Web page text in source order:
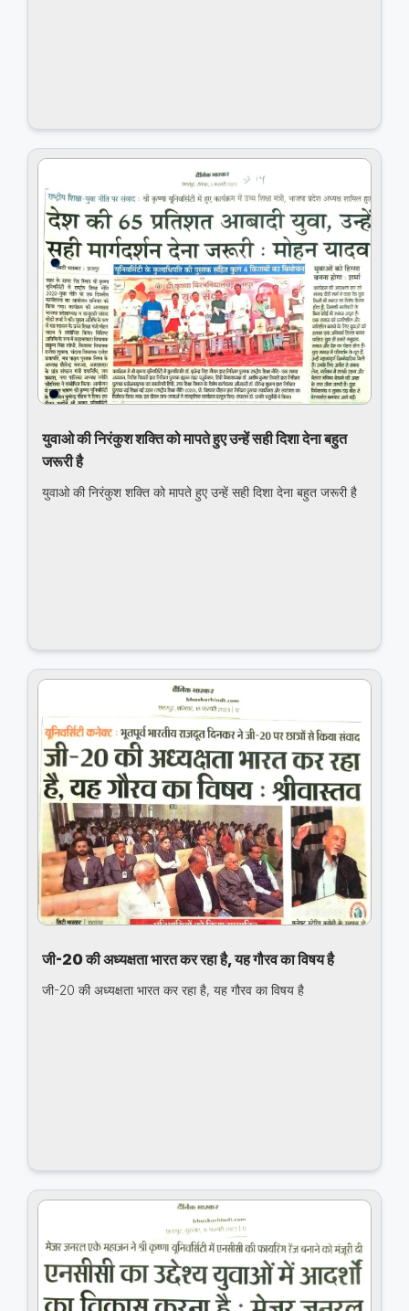
युवाओ की निरंकुश शक्ति को मापते हुए उन्हें सही दिशा देना बहुत
जरूरी है
युवाओ की निरंकुश शक्ति को मापते हुए उन्हें सही दिशा देना बहुत जरूरी है
जी-20 की अध्यक्षता भारत कर रहा है, यह गौरव का विषय है
जी-20 की अध्यक्षता भारत कर रहा है, यह गौरव का विषय है